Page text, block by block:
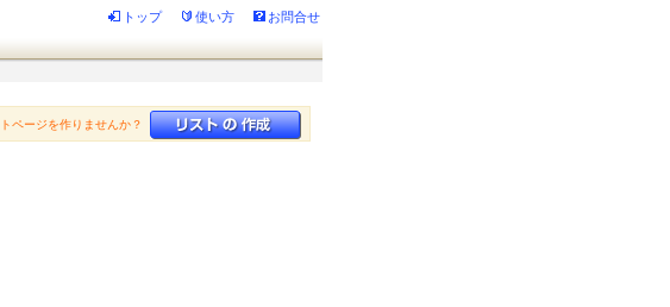
トップ 使い方 お問合せ
ページを作りませんか？